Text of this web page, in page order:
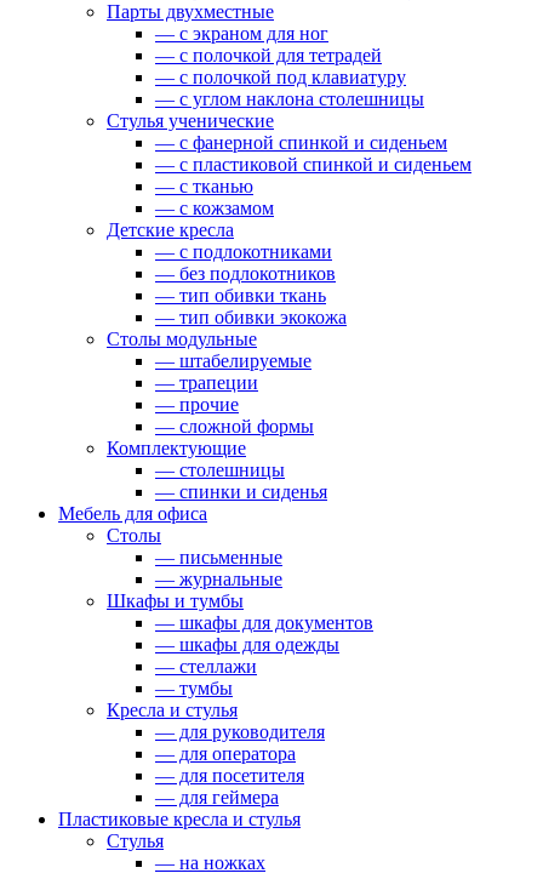
Парты двухместные
— c экраном для ног
— c полочкой для тетрадей
— c полочкой под клавиатуру
— c углом наклона столешницы
Стулья ученические
— c фанерной спинкой и сиденьем
— c пластиковой спинкой и сиденьем
— c тканью
— c кожзамом
Детские кресла
— с подлокотниками
— без подлокотников
— тип обивки ткань
— тип обивки экокожа
Столы модульные
— штабелируемые
— трапеции
— прочие
— сложной формы
Комплектующие
— столешницы
— спинки и сиденья
Мебель для офиса
Столы
— письменные
— журнальные
Шкафы и тумбы
— шкафы для документов
— шкафы для одежды
— стеллажи
— тумбы
Кресла и стулья
— для руководителя
— для оператора
— для посетителя
— для геймера
Пластиковые кресла и стулья
Стулья
— на ножках